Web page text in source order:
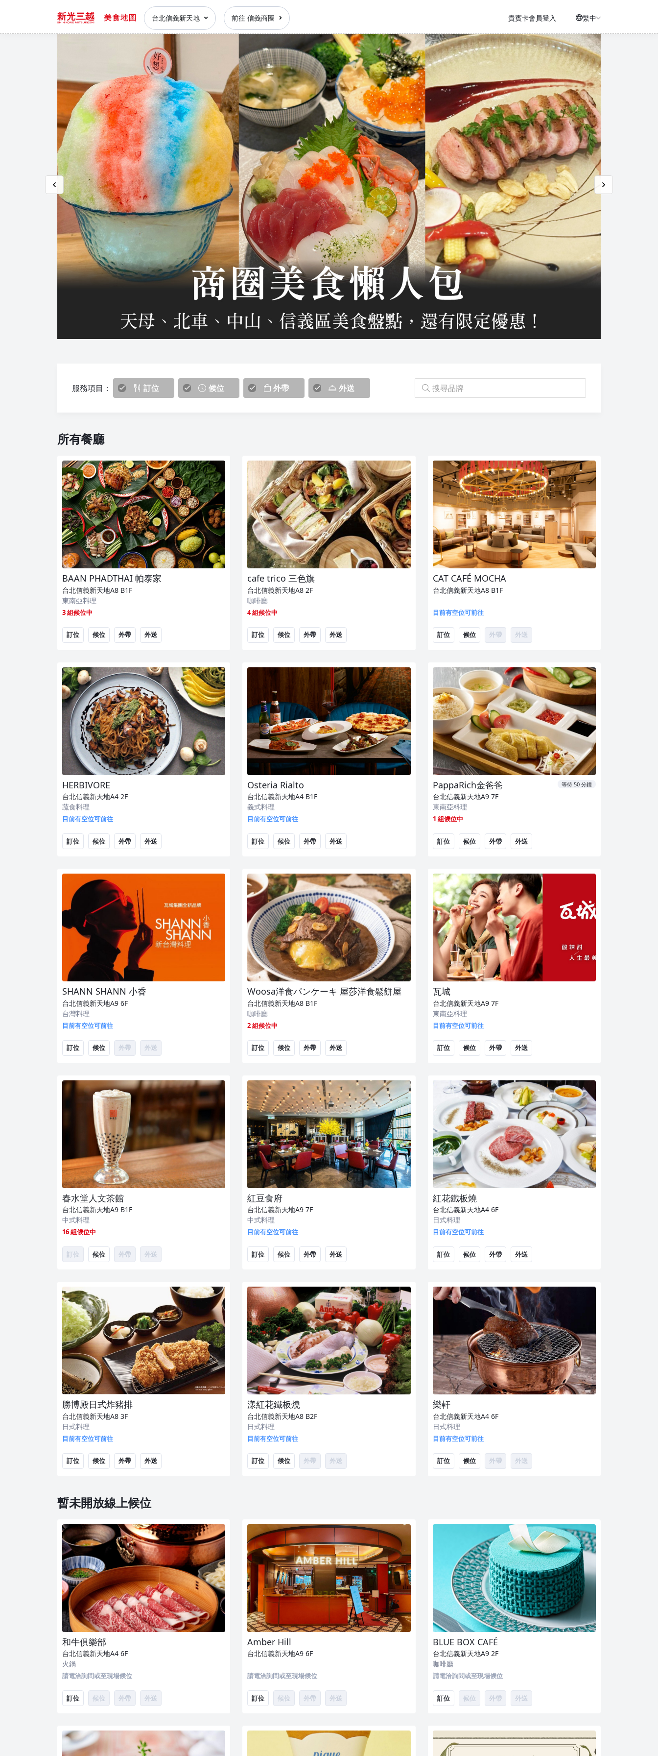
台北信義新天地 前往 信義商圈 貴賓卡會員登入 繁中
服務項目： 訂位 候位 外帶 外送
所有餐廳
BAAN PHADTHAI 帕泰家
台北信義新天地A8 B1F
東南亞料理
3 組候位中
訂位 候位 外帶 外送
cafe trico 三色旗
台北信義新天地A8 2F
咖啡廳
4 組候位中
訂位 候位 外帶 外送
CAT CAFÉ MOCHA
台北信義新天地A8 B1F
目前有空位可前往
訂位 候位 外帶 外送
HERBIVORE
台北信義新天地A4 2F
蔬食料理
目前有空位可前往
訂位 候位 外帶 外送
Osteria Rialto
台北信義新天地A4 B1F
義式料理
目前有空位可前往
訂位 候位 外帶 外送
PappaRich金爸爸 等待 50 分鐘
台北信義新天地A9 7F
東南亞料理
1 組候位中
訂位 候位 外帶 外送
SHANN SHANN 小香
台北信義新天地A9 6F
台灣料理
目前有空位可前往
訂位 候位 外帶 外送
Woosa洋食パンケーキ 屋莎洋食鬆餅屋
台北信義新天地A8 B1F
咖啡廳
2 組候位中
訂位 候位 外帶 外送
瓦城
台北信義新天地A9 7F
東南亞料理
目前有空位可前往
訂位 候位 外帶 外送
春水堂人文茶館
台北信義新天地A9 B1F
中式料理
16 組候位中
訂位 候位 外帶 外送
紅豆食府
台北信義新天地A9 7F
中式料理
目前有空位可前往
訂位 候位 外帶 外送
紅花鐵板燒
台北信義新天地A4 6F
日式料理
目前有空位可前往
訂位 候位 外帶 外送
勝博殿日式炸豬排
台北信義新天地A8 3F
日式料理
目前有空位可前往
訂位 候位 外帶 外送
漾紅花鐵板燒
台北信義新天地A8 B2F
日式料理
目前有空位可前往
訂位 候位 外帶 外送
樂軒
台北信義新天地A4 6F
日式料理
目前有空位可前往
訂位 候位 外帶 外送
暫未開放線上候位
和牛俱樂部
台北信義新天地A4 6F
火鍋
請電洽詢問或至現場候位
訂位 候位 外帶 外送
Amber Hill
台北信義新天地A9 6F
請電洽詢問或至現場候位
訂位 候位 外帶 外送
BLUE BOX CAFÉ
台北信義新天地A9 2F
咖啡廳
請電洽詢問或至現場候位
訂位 候位 外帶 外送